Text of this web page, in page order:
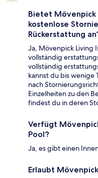
Bietet Mövenpick
kostenlose
Rückerstattung
Ja, Mövenpick Living
vollständig
vollständig
kannst du bis wenige
nach
Einzelheiten zu den
findest du in deren
Verfügt
Pool?
Ja, es gibt einen
Erlaubt